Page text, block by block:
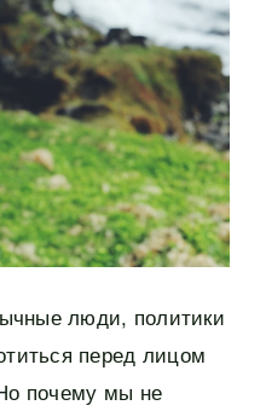
люди, политики
перед лицом
почему мы не